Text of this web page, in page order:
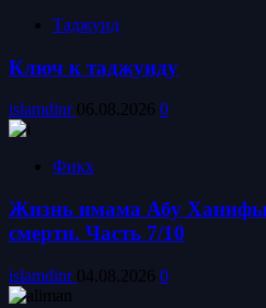
Таджуид
Ключ к таджуиду
islamdinr 06.08.2026 0
Фикх
Жизнь имама Абу
смерти. Часть 7/10
islamdinr 04.08.2026 0